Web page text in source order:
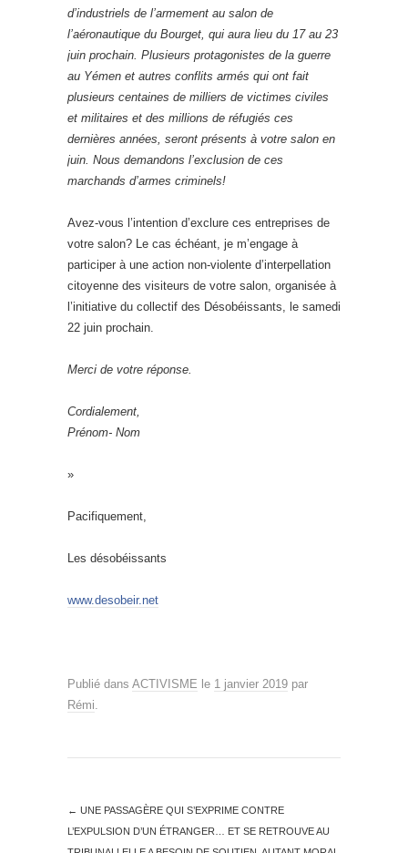
d’industriels de l’armement au salon de
l’aéronautique du Bourget, qui aura lieu du 17 au 23
juin prochain. Plusieurs protagonistes de la guerre
au Yémen et autres conflits armés qui ont fait
plusieurs centaines de milliers de victimes civiles
et militaires et des millions de réfugiés ces
dernières années, seront présents à votre salon en
juin. Nous demandons l’exclusion de ces
marchands d’armes criminels!
Avez-vous l’intention d’exclure ces entreprises de
votre salon? Le cas échéant, je m’engage à
participer à une action non-violente d’interpellation
citoyenne des visiteurs de votre salon, organisée à
l’initiative du collectif des Désobéissants, le samedi
22 juin prochain.
Merci de votre réponse.
Cordialement,
Prénom- Nom
»
Pacifiquement,
Les désobéissants
www.desobeir.net
Publié dans ACTIVISME le 1 janvier 2019 par
Rémi
← UNE PASSAGÈRE QUI S’EXPRIME CONTRE
L’EXPULSION D’UN ÉTRANGER… ET SE RETROUVE AU